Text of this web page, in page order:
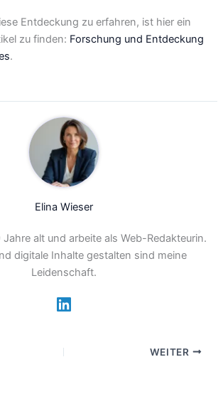
Entdeckung zu erfahren, ist hier ein
zu finden: Forschung und Entdeckung
.
Elina Wieser
alt und arbeite als Web-Redakteurin.
digitale Inhalte gestalten sind meine
Leidenschaft.
WEITER